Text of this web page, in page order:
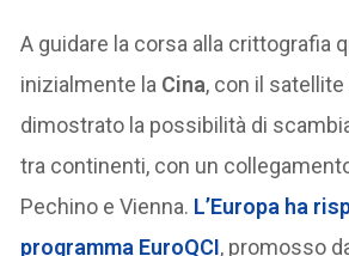
A guidare la corsa alla crittografia
inizialmente la Cina, con il satellite
dimostrato la possibilità di
tra continenti, con un
Pechino e Vienna. L’Europa ha
programma EuroQCI, promosso